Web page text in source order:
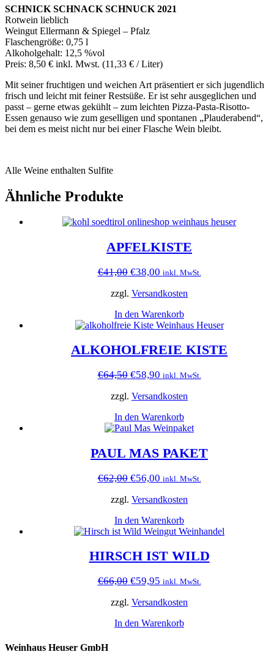
SCHNICK SCHNACK SCHNUCK 2021
Rotwein lieblich
Weingut Ellermann & Spiegel – Pfalz
Flaschengröße: 0,75 l
Alkoholgehalt: 12,5 %vol
Preis: 8,50 € inkl. Mwst. (11,33 € / Liter)
Mit seiner fruchtigen und weichen Art präsentiert er sich jugendlich
frisch und leicht mit feiner Restsüße. Er ist sehr ausgeglichen und
passt – gerne etwas gekühlt – zum leichten Pizza-Pasta-Risotto-
Essen genauso wie zum geselligen und spontanen „Plauderabend“,
bei dem es meist nicht nur bei einer Flasche Wein bleibt.
Alle Weine enthalten Sulfite
Ähnliche Produkte
APFELKISTE
€41,00 Ursprünglicher
war:
€38,00Aktueller
ist:
inkl. MwSt.
zzgl. Versandkosten
In den Warenkorb
ALKOHOLFREIE KISTE
€64,50 Ursprünglicher
war:
€58,90Aktueller
ist:
inkl. MwSt.
zzgl. Versandkosten
In den Warenkorb
PAUL MAS PAKET
€62,00 Ursprünglicher
war:
€56,00Aktueller
ist:
inkl. MwSt.
zzgl. Versandkosten
In den Warenkorb
HIRSCH IST WILD
€66,00 Ursprünglicher
war:
€59,95Aktueller
ist:
inkl. MwSt.
zzgl. Versandkosten
In den Warenkorb
Weinhaus Heuser GmbH